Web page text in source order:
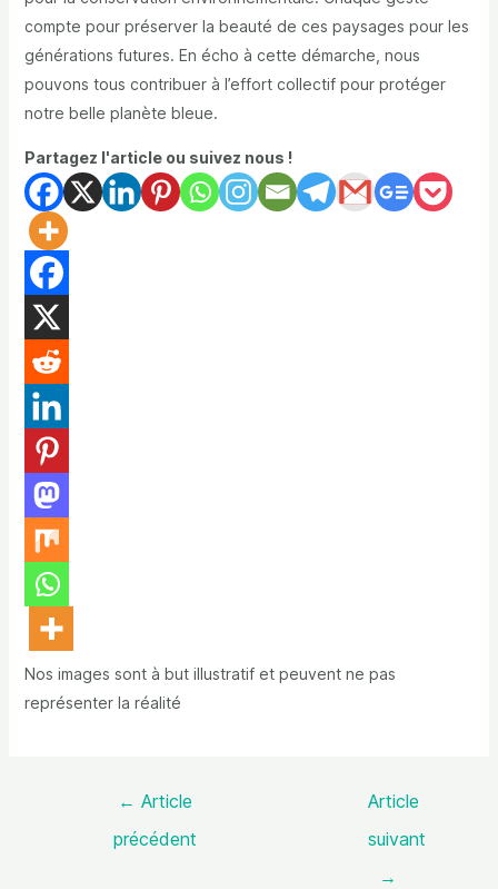
compte pour préserver la beauté de ces paysages pour les
générations futures. En écho à cette démarche, nous
pouvons tous contribuer à l’effort collectif pour protéger
notre belle planète bleue.
Partagez l'article ou suivez nous !
Nos images sont à but illustratif et peuvent ne pas
représenter la réalité
← Article
précédent
Article
suivant
→